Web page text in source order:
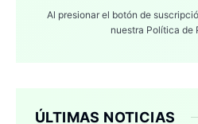
Al presionar el botón de
nuestra Política de
ÚLTIMAS NOTICIAS